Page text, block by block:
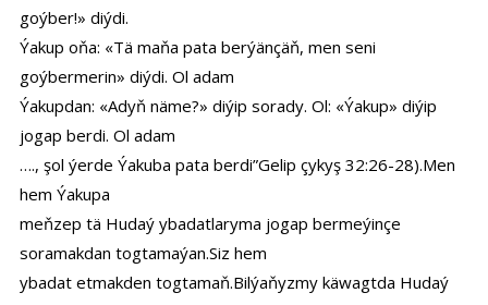
goýber!» diýdi.
Ýakup oňa: «Tä maňa pata berýänçäň, men seni
goýbermerin» diýdi. Ol adam
Ýakupdan: «Adyň näme?» diýip sorady. Ol: «Ýakup» diýip
jogap berdi. Ol adam
…., şol ýerde Ýakuba pata berdi”Gelip çykyş 32:26-28).Men
hem Ýakupa
meňzep tä Hudaý ybadatlaryma jogap bermeýinçe
soramakdan togtamaýan.Siz hem
ybadat etmakden togtamaň.Bilýaňyzmy käwagtda Hudaý